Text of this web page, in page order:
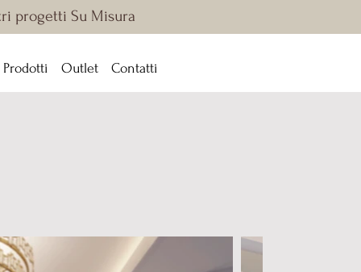
progetti Su Misura
Prodotti Outlet Contatti